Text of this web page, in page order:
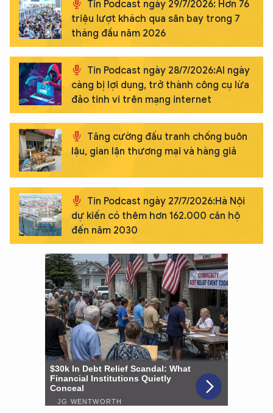
Tin Podcast ngày 29/7/2026: Hơn 76
triệu lượt khách qua sân bay trong 7
tháng đầu năm 2026
Tin Podcast ngày 28/7/2026:AI ngày
càng bị lợi dụng, trở thành công cụ lừa
đảo tinh vi trên mạng internet
Tăng cường đấu tranh chống buôn
lậu, gian lận thương mại và hàng giả
Tin Podcast ngày 27/7/2026:Hà Nội
dự kiến có thêm hơn 162.000 căn hộ
đến năm 2030